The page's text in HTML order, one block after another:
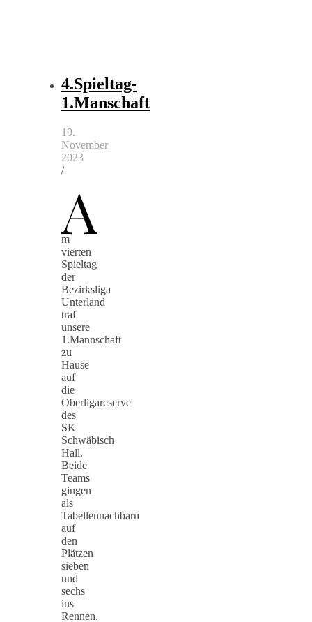
4.Spieltag-
1.Manschaft
19.
November
2023
/
A
m
vierten
Spieltag
der
Bezirksliga
Unterland
traf
unsere
1.Mannschaft
zu
Hause
auf
die
Oberligareserve
des
SK
Schwäbisch
Hall.
Beide
Teams
gingen
als
Tabellennachbarn
auf
den
Plätzen
sieben
und
sechs
ins
Rennen.